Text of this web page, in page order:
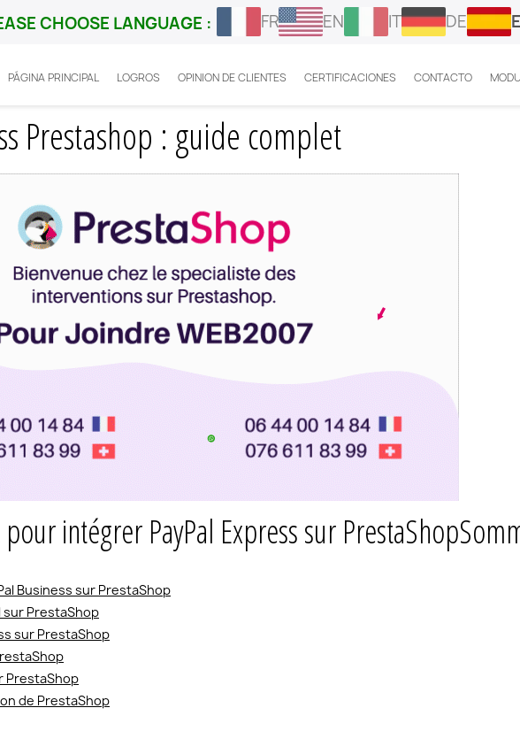
CHOOSE LANGUAGE : FR EN IT DE
PÁGINA PRINCIPAL LOGROS OPINION DE CLIENTES CERTIFICACIONES CONTACTO
Prestashop : guide complet
intégrer PayPal Express sur PrestaShop
Business sur PrestaShop
sur PrestaShop
sur PrestaShop
PrestaShop
de PrestaShop